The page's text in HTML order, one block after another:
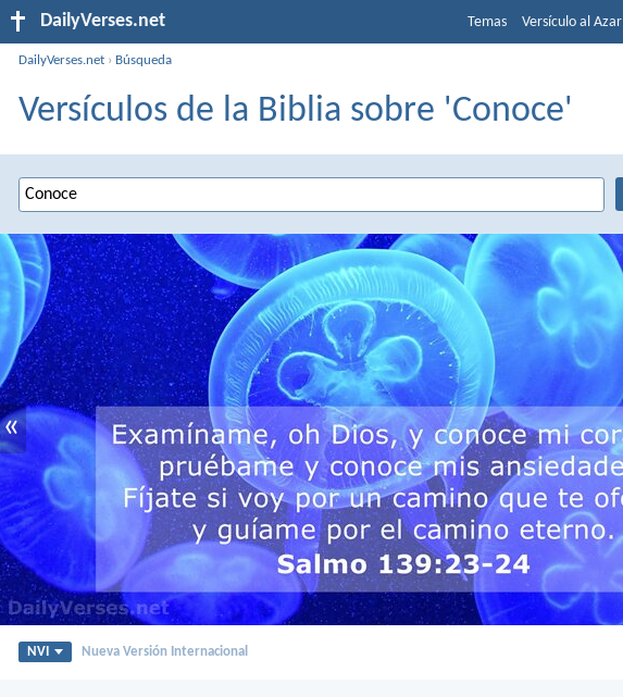
DailyVerses.net Temas Versículo al Azar
DailyVerses.net › Búsqueda
Versículos de la Biblia sobre 'Conoce'
«
NVI Nueva Versión Internacional